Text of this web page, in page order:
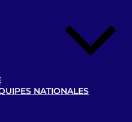
NATIONALES